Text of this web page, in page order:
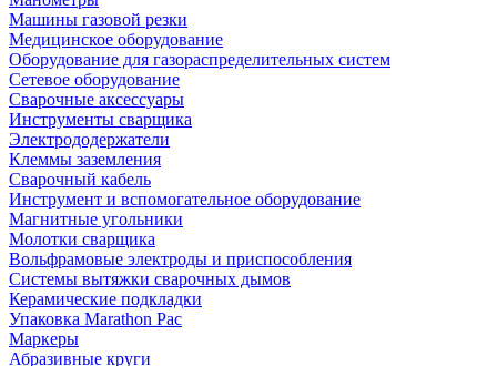
Машины газовой резки
Медицинское оборудование
Оборудование для газораспределительных систем
Сетевое оборудование
Сварочные аксессуары
Инструменты сварщика
Электрододержатели
Клеммы заземления
Сварочный кабель
Инструмент и вспомогательное оборудование
Магнитные угольники
Молотки сварщика
Вольфрамовые электроды и приспособления
Системы вытяжки сварочных дымов
Керамические подкладки
Упаковка Marathon Pac
Маркеры
Абразивные круги